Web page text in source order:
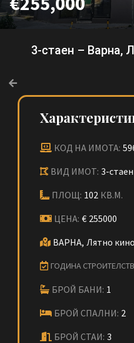
3-стаен – Варна,
КОД НА ИМОТА:
ВИД ИМОТ: 3-стаен
ПЛОЩ: 102 КВ.М.
ЦЕНА: € 255000
ВАРНА, Лятно
ГОДИНА
БРОЙ БАНИ: 1
БРОЙ СПАЛНИ: 2
БРОЙ СТАИ: 3